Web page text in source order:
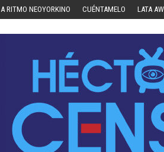
A RITMO NEOYORKINO CUÉNTAMELO LATA